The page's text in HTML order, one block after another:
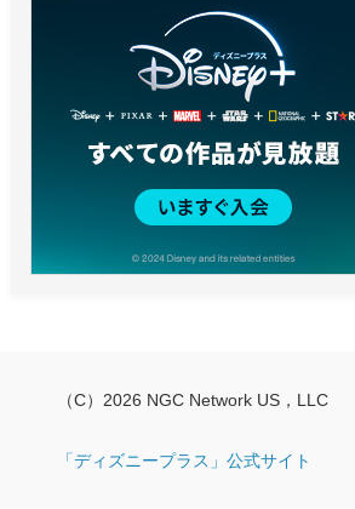
（C）2026 NGC Network US，LLC
「ディズニープラス」公式サイト